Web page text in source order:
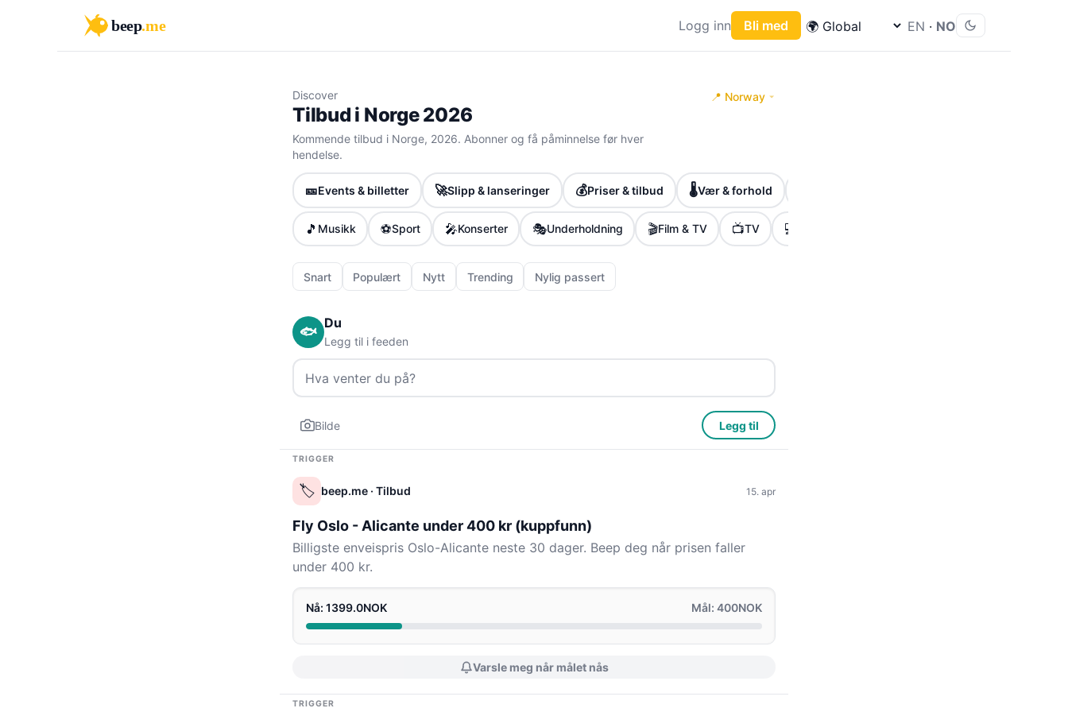
beep.me Logg inn Bli med EN · NO
Discover
Tilbud i Norge 2026
Kommende tilbud i Norge, 2026. Abonner og få påminnelse før hver
hendelse.
📍 Norway
🎫Events & billetter 🚀Slipp & lanseringer 💰Priser & tilbud 🌡️Vær & forhold
🎵 Musikk ⚽Sport 🎤Konserter 🎭Underholdning 🎬Film & TV 📺TV 💻
Snart Populært Nytt Trending Nylig passert
🐟
Du
Legg til i feeden
Bilde Legg til
TRIGGER
🏷️ beep.me · Tilbud 15. apr
Fly Oslo - Alicante under 400 kr (kuppfunn)
Billigste enveispris Oslo-Alicante neste 30 dager. Beep deg når prisen faller
under 400 kr.
Nå: 1399.0NOK Mål: 400NOK
Varsle meg når målet nås
TRIGGER